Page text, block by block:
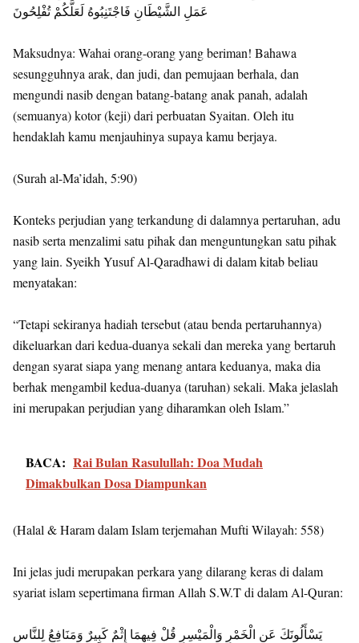
عَمَلِ الشَّيْطَانِ فَاجْتَنِبُوهُ لَعَلَّكُمْ تُفْلِحُونَ
Maksudnya: Wahai orang-orang yang beriman! Bahawa
sesungguhnya arak, dan judi, dan pemujaan berhala, dan
mengundi nasib dengan batang-batang anak panah, adalah
(semuanya) kotor (keji) dari perbuatan Syaitan. Oleh itu
hendaklah kamu menjauhinya supaya kamu berjaya.
(Surah al-Ma’idah, 5:90)
Konteks perjudian yang terkandung di dalamnya pertaruhan, adu
nasib serta menzalimi satu pihak dan menguntungkan satu pihak
yang lain. Syeikh Yusuf Al-Qaradhawi di dalam kitab beliau
menyatakan:
“Tetapi sekiranya hadiah tersebut (atau benda pertaruhannya)
dikeluarkan dari kedua-duanya sekali dan mereka yang bertaruh
dengan syarat siapa yang menang antara keduanya, maka dia
berhak mengambil kedua-duanya (taruhan) sekali. Maka jelaslah
ini merupakan perjudian yang diharamkan oleh Islam.”
BACA: Rai Bulan Rasulullah: Doa Mudah
Dimakbulkan Dosa Diampunkan
(Halal & Haram dalam Islam terjemahan Mufti Wilayah: 558)
Ini jelas judi merupakan perkara yang dilarang keras di dalam
syariat islam sepertimana firman Allah S.W.T di dalam Al-Quran:
يَسْأَلُونَكَ عَنِ الْخَمْرِ وَالْمَيْسِرِ قُلْ فِيهِمَا إِثْمٌ كَبِيرٌ وَمَنَافِعُ لِلنَّاسِ